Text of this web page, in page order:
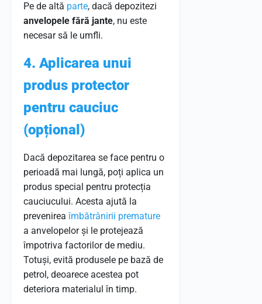
Pe de altă parte, dacă depozitezi
anvelopele fără jante, nu este
necesar să le umfli.
4. Aplicarea unui
produs protector
pentru cauciuc
(opțional)
Dacă depozitarea se face pentru o
perioadă mai lungă, poți aplica un
produs special pentru protecția
cauciucului. Acesta ajută la
prevenireaîmbătrânirii premature
a anvelopelor și le protejează
împotriva factorilor de mediu.
Totuși, evită produsele pe bază de
petrol, deoarece acestea pot
deteriora materialul în timp.